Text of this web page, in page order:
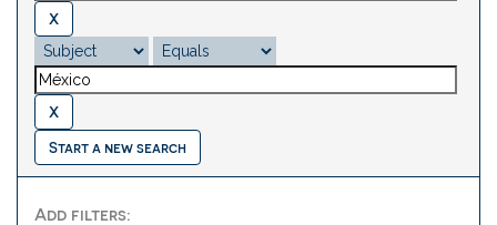
Start a new search
Add filters: